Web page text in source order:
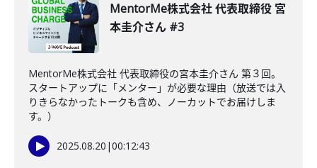
MentorMe株式会社 代表取締役 宮
本圭介さん #3
MentorMe株式会社 代表取締役の宮本圭介さん 第３回。
スタートアップに「メンター」が必要な理由（放送では入
りきらなかったトークも含め、ノーカットでお届けしま
す。）
2025.08.20 |00:12:43